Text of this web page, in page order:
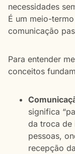
necessidades
É um meio-
comunicação
Para entender
conceitos
significa
da troca de
pessoas,
recepção